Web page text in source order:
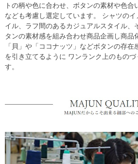
トの柄や色に合わせ、ボタンの素材や色合
なども考慮し選定しています。 シャツの
イル、ラフ間のあるカジュアルスタイル、
タンの素材感を組み合わせ商品企画し商品
「貝」や「ココナッツ」などボタンの存
を引き立てるように ワンランク上のものづ
す。